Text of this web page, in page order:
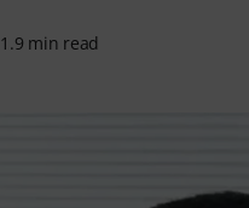
1.9 min read